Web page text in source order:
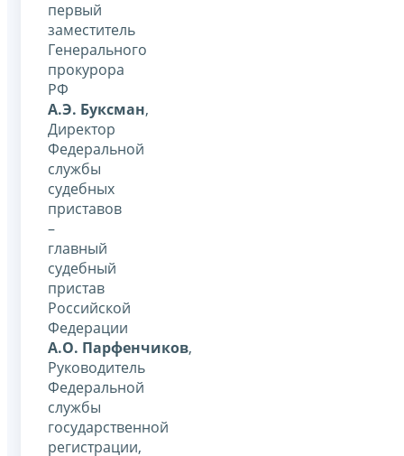
первый
заместитель
Генерального
прокурора
РФ
А.Э. Буксман,
Директор
Федеральной
службы
судебных
приставов
–
главный
судебный
пристав
Российской
Федерации
А.О. Парфенчиков,
Руководитель
Федеральной
службы
государственной
регистрации,